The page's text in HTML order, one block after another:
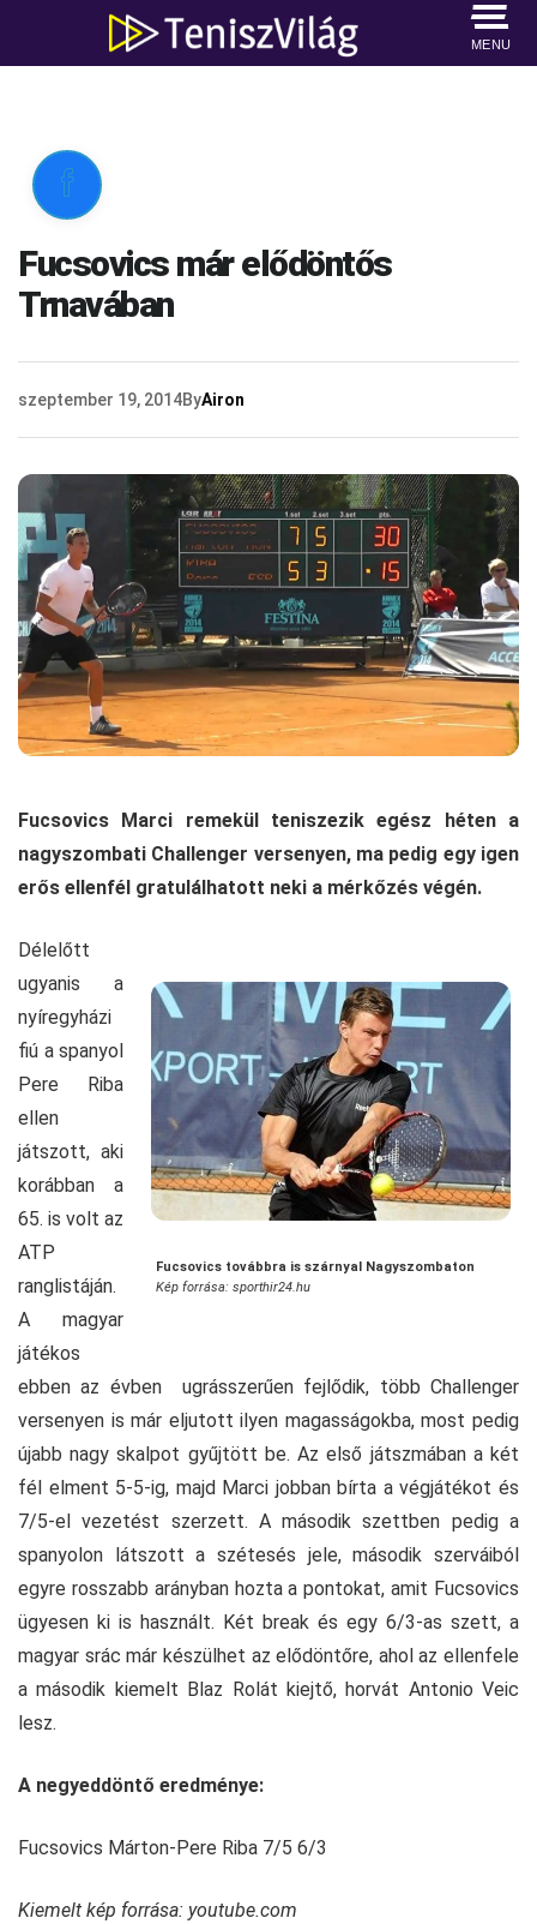
MENU

Fucsovics már elődöntős
Trnavában
szeptember 19, 2014ByAiron
Fucsovics Marci remekül teniszezik egész héten a
nagyszombati Challenger versenyen, ma pedig egy igen
erős ellenfél gratulálhatott neki a mérkőzés végén.
Fucsovics továbbra is szárnyal Nagyszombaton
Kép forrása: sporthir24.hu
Délelőtt
ugyanis a
nyíregyházi
fiú a spanyol
Pere Riba
ellen
játszott, aki
korábban a
65. is volt az
ATP
ranglistáján.
A magyar
játékos
ebben az évben ugrásszerűen fejlődik, több Challenger
versenyen is már eljutott ilyen magasságokba, most pedig
újabb nagy skalpot gyűjtött be. Az első játszmában a két
fél elment 5-5-ig, majd Marci jobban bírta a végjátékot és
7/5-el vezetést szerzett. A második szettben pedig a
spanyolon látszott a szétesés jele, második szerváiból
egyre rosszabb arányban hozta a pontokat, amit Fucsovics
ügyesen ki is használt. Két break és egy 6/3-as szett, a
magyar srác már készülhet az elődöntőre, ahol az ellenfele
a második kiemelt Blaz Rolát kiejtő, horvát Antonio Veic
lesz.
A negyeddöntő eredménye:
Fucsovics Márton-Pere Riba 7/5 6/3
Kiemelt kép forrása: youtube.com